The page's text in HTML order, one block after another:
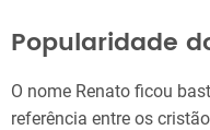
Popularidade
O nome Renato ficou
referência entre os